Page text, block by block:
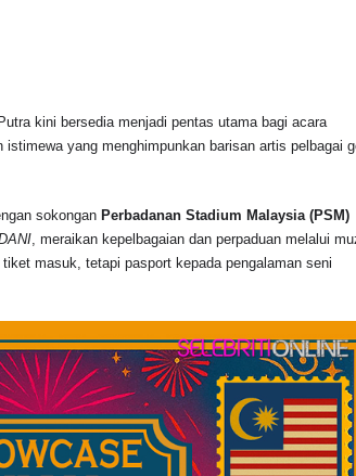
kini bersedia menjadi pentas utama bagi acara
istimewa yang menghimpunkan barisan artis pelbagai
sokongan Perbadanan Stadium Malaysia (PSM)
, meraikan kepelbagaian dan perpaduan melalui
masuk, tetapi pasport kepada pengalaman seni